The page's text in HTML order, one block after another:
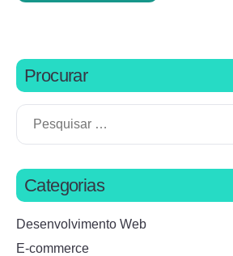
Procurar
Categorias
Desenvolvimento Web
E-commerce